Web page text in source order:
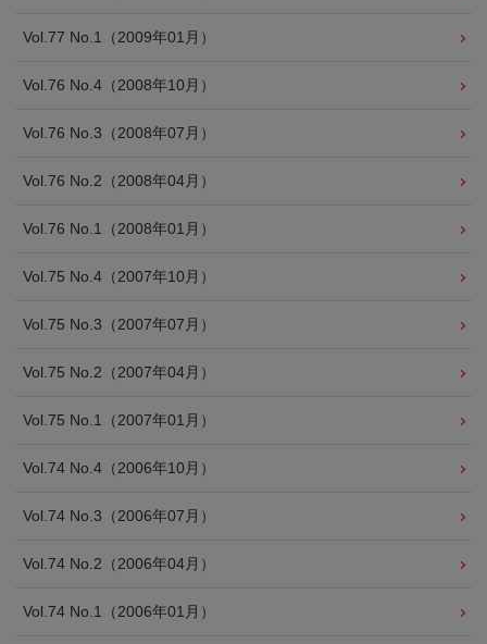
Vol.77 No.1（2009年01月）
Vol.76 No.4（2008年10月）
Vol.76 No.3（2008年07月）
Vol.76 No.2（2008年04月）
Vol.76 No.1（2008年01月）
Vol.75 No.4（2007年10月）
Vol.75 No.3（2007年07月）
Vol.75 No.2（2007年04月）
Vol.75 No.1（2007年01月）
Vol.74 No.4（2006年10月）
Vol.74 No.3（2006年07月）
Vol.74 No.2（2006年04月）
Vol.74 No.1（2006年01月）